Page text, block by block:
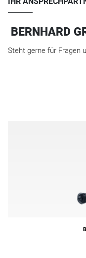
BERNHARD
Steht gerne für Fragen